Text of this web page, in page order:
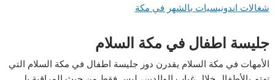
شغالات اندونيسيات بالشهر في مكة
جليسة اطفال في مكة السلام
الأمهات في مكة السلام يقدرن دور جليسة اطفال في مكة السلام التي